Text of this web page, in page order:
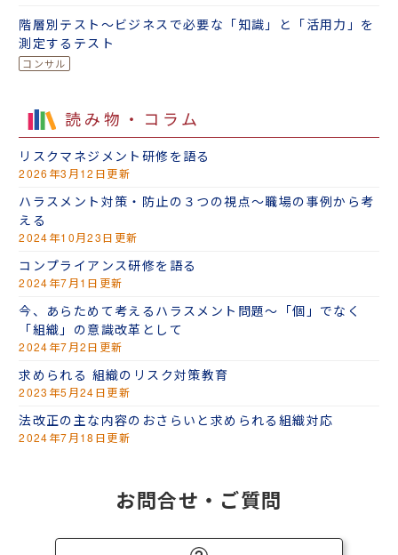
階層別テスト～ビジネスで必要な「知識」と「活用力」を
測定するテスト
読み物・コラム
リスクマネジメント研修を語る
2026年3月12日更新
ハラスメント対策・防止の３つの視点～職場の事例から考
える
2024年10月23日更新
コンプライアンス研修を語る
2024年7月1日更新
今、あらためて考えるハラスメント問題～「個」でなく
「組織」の意識改革として
2024年7月2日更新
求められる 組織のリスク対策教育
2023年5月24日更新
法改正の主な内容のおさらいと求められる組織対応
2024年7月18日更新
お問合せ・ご質問